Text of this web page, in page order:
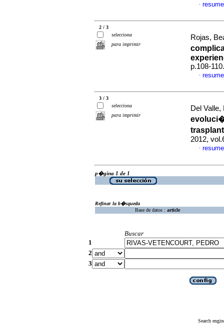
·
2 / 3
selecciona
para imprimir
Rojas,
p.108-
·
3 / 3
selecciona
para imprimir
Del
2012,
·
p�gina 1 de 1
Refinar la b�squeda
Base de datos : article
Buscar
1
2
3
Search